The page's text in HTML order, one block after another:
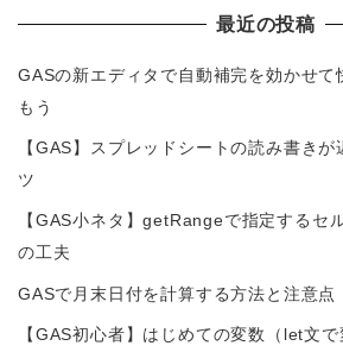
最近の投稿
GASの新エディタで自動補完を効かせて
もう
【GAS】スプレッドシートの読み書き
ツ
【GAS小ネタ】getRangeで指定するセ
の工夫
GASで月末日付を計算する方法と注意点
【GAS初心者】はじめての変数（let文で